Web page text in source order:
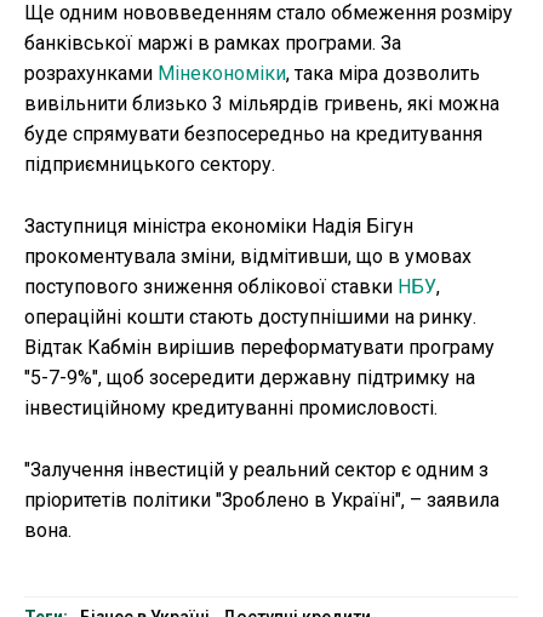
Ще одним нововведенням стало обмеження розміру
банківської маржі в рамках програми. За
розрахунками Мінекономіки, така міра дозволить
вивільнити близько 3 мільярдів гривень, які можна
буде спрямувати безпосередньо на кредитування
підприємницького сектору.
Заступниця міністра економіки Надія Бігун
прокоментувала зміни, відмітивши, що в умовах
поступового зниження облікової ставки НБУ,
операційні кошти стають доступнішими на ринку.
Відтак Кабмін вирішив переформатувати програму
"5-7-9%", щоб зосередити державну підтримку на
інвестиційному кредитуванні промисловості.
"Залучення інвестицій у реальний сектор є одним з
пріоритетів політики "Зроблено в Україні", – заявила
вона.